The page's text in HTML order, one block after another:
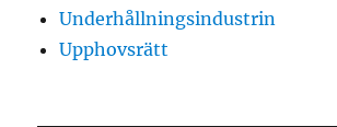
Underhållningsindustrin
Upphovsrätt